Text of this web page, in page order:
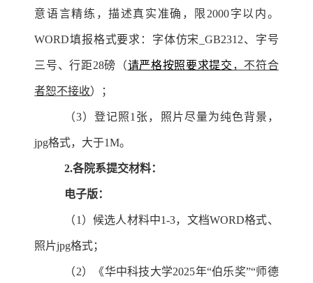
意语言精练，描述真实准确，限2000字以内。
WORD填报格式要求：字体仿宋_GB2312、字号
三号、行距28磅（请严格按照要求提交 ，不符合
者恕不接收）；
（3）登记照1张，照片尽量为纯色背景，
jpg格式，大于1M。
2.各院系提交材料：
电子版：
（1）候选人材料中1-3，文档WORD格式、
照片jpg格式；
（2）《华中科技大学2025年“伯乐奖”“师德